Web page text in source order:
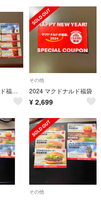
2024マクドナルド福袋クーポン 4580円相当
その他
2024 マクドナルド福袋
¥ 2,699
その他